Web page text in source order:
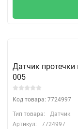
Датчик
005
Код товара: 7724997
Тип товара:
Датчик
Артикул:
7724997